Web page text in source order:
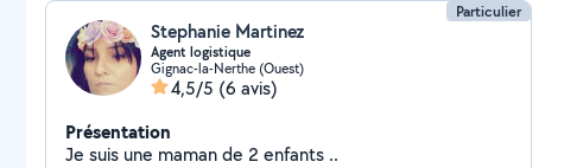
Particulier
Stephanie Martinez
Agent logistique
Gignac-la-Nerthe (Ouest)
4,5/5 (6 avis)
Présentation
Je suis une maman de 2 enfants ..